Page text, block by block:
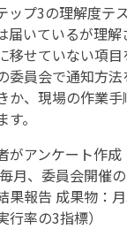
ップ3の理解度テ
届いているが理
移せていない項
委員会で通知方
か、現場の作業
。
がアンケート作
月、委員会開催
果報告 成果物：
行率の3指標）